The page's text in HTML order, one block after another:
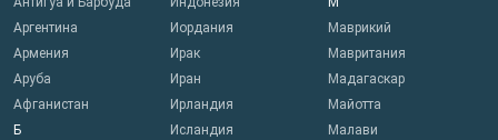
Аргентина
Армения
Аруба
Афганистан
Б
Иордания
Ирак
Иран
Ирландия
Исландия
Маврикий
Мавритания
Мадагаскар
Майотта
Малави